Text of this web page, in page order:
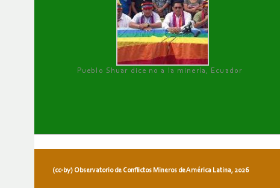
Pueblo Shuar dice no a la minería, Ecuador
(cc-by) Observatorio de Conflictos Mineros de América Latina, 2026